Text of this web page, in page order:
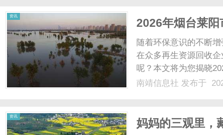
资讯
2026年烟台莱
晓
随着环保意识的不断
在众多再生资源回收
呢？本文将为您揭晓
并重点推荐烟台志秋
南靖信息社 发布于
资讯
妈妈的三观里，